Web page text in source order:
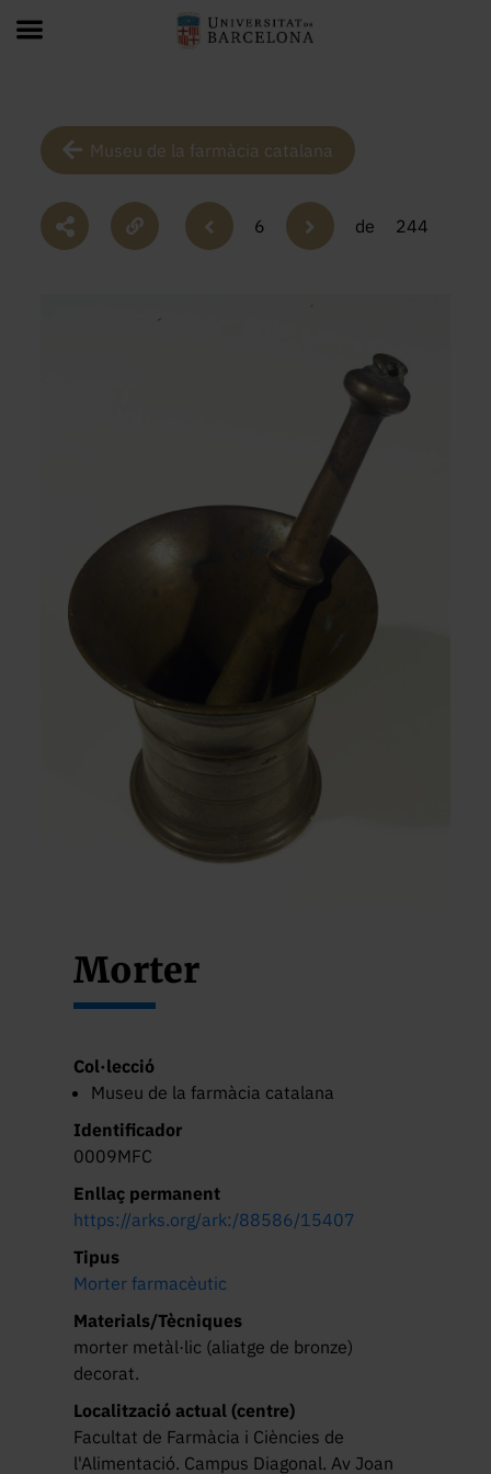
Museu de la farmàcia catalana
6 de 244
Morter
Col·lecció
Museu de la farmàcia catalana
Identificador
0009MFC
Enllaç permanent
https://arks.org/ark:/88586/15407
Tipus
Morter farmacèutic
Materials/Tècniques
morter metàl·lic (aliatge de bronze)
decorat.
Localització actual (centre)
Facultat de Farmàcia i Ciències de
l'Alimentació. Campus Diagonal. Av Joan